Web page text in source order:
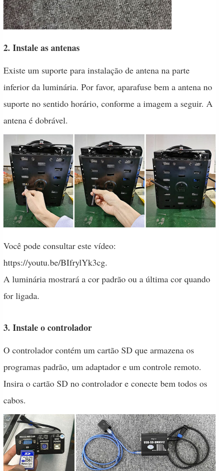
2. Instale as antenas
Existe um suporte para instalação de antena na parte
inferior da luminária. Por favor, aparafuse bem a antena no
suporte no sentido horário, conforme a imagem a seguir. A
antena é dobrável.
Você pode consultar este vídeo:
https://youtu.be/BIfrylYk3cg.
A luminária mostrará a cor padrão ou a última cor quando
for ligada.
3. Instale o controlador
O controlador contém um cartão SD que armazena os
programas padrão, um adaptador e um controle remoto.
Insira o cartão SD no controlador e conecte bem todos os
cabos.